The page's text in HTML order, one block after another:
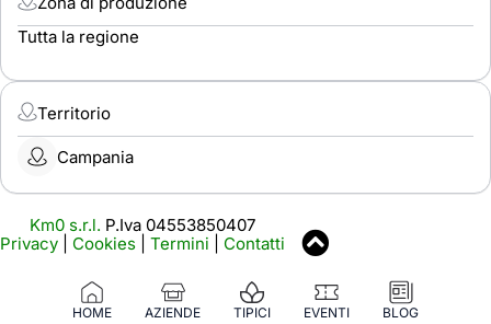
HOME AZIENDE TIPICI EVENTI BLOG
Tutta la regione
Territorio
Campania
Km0 s.r.l. P.Iva 04553850407
Privacy
Cookies Termini Contatti